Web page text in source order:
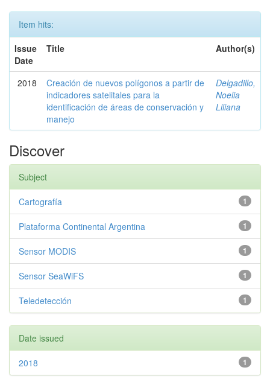
Item hits:
Issue
Date
Title Author(s)
2018
Creación de nuevos polígonos a partir de
indicadores satelitales para la
identificación de áreas de conservación y
manejo
Delgadillo,
Noelia
Liliana
Discover
Subject
1
Cartografía
1
Plataforma Continental Argentina
1
Sensor MODIS
1
Sensor SeaWiFS
1
Teledetección
Date issued
1
2018